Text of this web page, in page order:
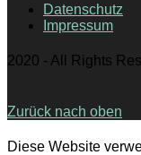
Datenschutz
Impressum
2020 - All Rights
Zurück nach oben
Diese Website